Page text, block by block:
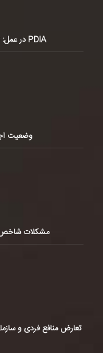
PDIA در عمل: تجربه مدیریت تعارض منافع در ایران
وضعیت
مشکلات شاخص
تعارض منافع فردی و